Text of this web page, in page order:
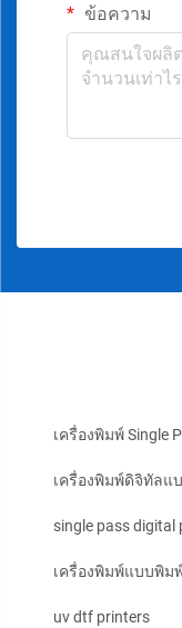
ข้อความ
เครื่องพิมพ์ Single
เครื่องพิมพ์ดิจิทัลแ
single pass digital
เครื่องพิมพ์แบบพิม
uv dtf printers